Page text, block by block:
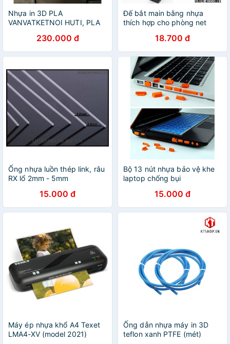
Nhựa in 3D PLA
VANVATKETNOI HUTI, PLA
230.000 đ
Đế bắt main bằng nhựa
thích hợp cho phòng net
18.700 đ
Ống nhựa luồn thép link, râu
RX lổ 2mm - 5mm
15.000 đ
Bộ 13 nút nhựa bảo vệ khe
laptop chống bụi
15.000 đ
Máy ép nhựa khổ A4 Texet
LMA4-XV (model 2021)
Ống dẫn nhựa máy in 3D
teflon xanh PTFE (mét)